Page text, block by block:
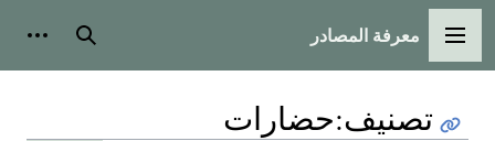
القائمة الرئيسية
معرفة المصادر بحث
تصنيف:حضارات